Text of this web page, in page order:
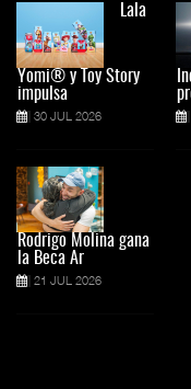
Lala
Yomi® y Toy Story
impulsa
30 JUL 2026
Rodrigo Molina gana
la Beca Ar
21 JUL 2026